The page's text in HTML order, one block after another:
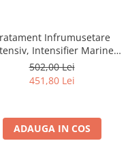
Infrumusetare
Intensifier Marine
Concentrate - 30ml
502,00 Lei
451,80 Lei
ADAUGA IN COS